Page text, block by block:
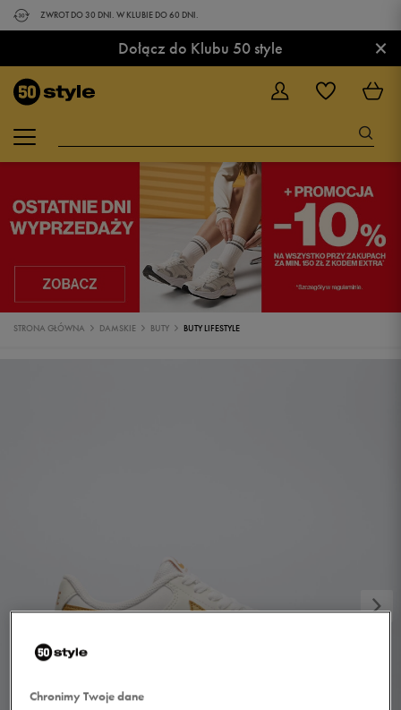
ZWROT DO 30 DNI. W KLUBIE DO 60 DNI.
Dołącz do Klubu 50 style ×
STRONA GŁÓWNA DAMSKIE BUTY BUTY LIFESTYLE
Chronimy Twoje dane